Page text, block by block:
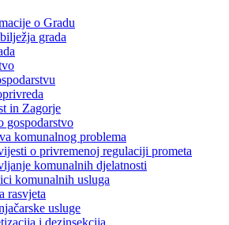
o Gradu
grada
in Zagorje
gospodarstvo
komunalnog problema
o privremenoj regulaciji prometa
komunalnih djelatnosti
komunalnih usluga
rasvjeta
usluge
i dezinsekcija